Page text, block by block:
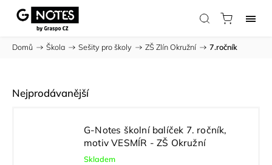
Domů / Škola / Sešity pro školy / ZŠ Zlín Okružní / 7.ročník
Nejprodávanější
G-Notes školní balíček 7. ročník,
motiv VESMÍR - ZŠ Okružní
Skladem